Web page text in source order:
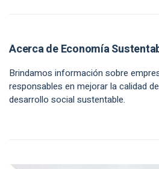
Acerca de Economía
Brindamos información sobre
responsables en mejorar la calidad
desarrollo social sustentable.